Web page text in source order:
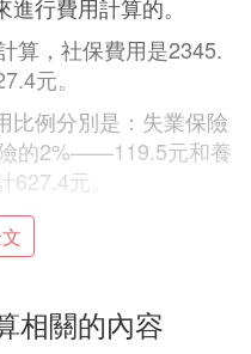
行費用計算的。
算，社保費用是2345.
元。
比例分別是：失業保險
的2%——119.5元和養
元。
例分別是：失業保險的
0.26%——15.3元，醫
，殘保金1.5%——8
相關的內容